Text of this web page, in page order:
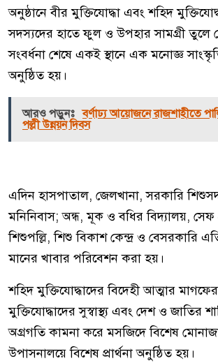
অনুষ্ঠানে বীর মুক্তিযোদ্ধা এবং শহিদ
সদস্যদের হাতে ফুল ও উপহার সামগ্রী তুলে
সংবর্ধনা শেষে একই স্থানে এক মনোজ্ঞ
অনুষ্ঠিত হয়।
আরও পড়ুনঃ বর্ণাঢ্য আয়োজনে রাজশাহীতে
পল্লী উন্নয়ন দিবস
এদিন হাসপাতাল, জেলখানা, সরকারি
মনিনিবাস; অন্ধ, মূক ও বধির বিদ্যালয়,
শিশুপল্লি, শিশু বিকাশ কেন্দ্র ও বেসরকারি
মানের খাবার পরিবেশন করা হয়।
শহিদ মুক্তিযোদ্ধাদের বিদেহী আত্মার
মুক্তিযোদ্ধাদের সুস্বাস্থ্য এবং দেশ ও জাতির
অগ্রগতি কামনা করে মসজিদে বিশেষ
উপাসনালয়ে বিশেষ প্রার্থনা অনুষ্ঠিত হয়।